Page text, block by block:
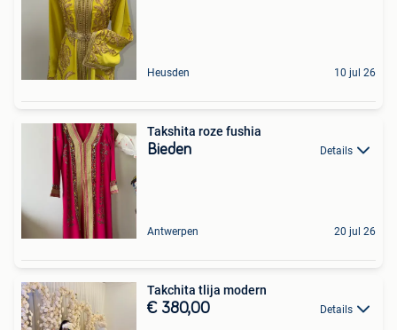
Heusden 10 jul 26
Takshita roze fushia
Bieden Details
Antwerpen 20 jul 26
Takchita tlija modern
€ 380,00 Details